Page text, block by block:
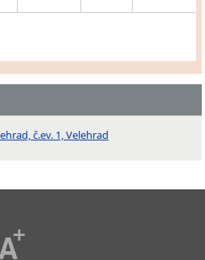
č.ev. 1, Velehrad